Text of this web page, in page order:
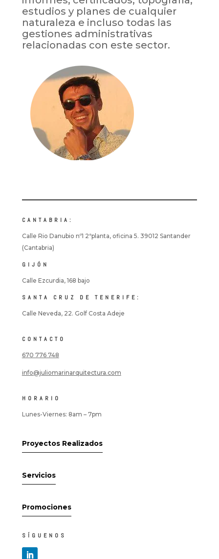
estudios y planes de cualquier
naturaleza e incluso todas las
gestiones administrativas
relacionadas con este sector.
CANTABRIA:
Calle Rio Danubio nº1 2ªplanta, oficina 5. 39012 Santander
(Cantabria)
GIJÓN
Calle Ezcurdia, 168 bajo
SANTA CRUZ DE TENERIFE:
Calle Neveda, 22. Golf Costa Adeje
CONTACTO
670 776 748
info@juliomarinarquitectura.com
HORARIO
Lunes-Viernes: 8am – 7pm
Proyectos Realizados
Servicios
Promociones
SÍGUENOS